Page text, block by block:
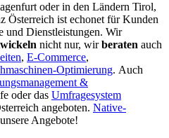
oder in den Ländern Tirol,
Österreich ist echonet für Kunden
und Dienstleistungen. Wir
nicht nur, wirberaten auch
, E-Commerce,
Optimierung. Auch
&
oder das Umfragesystem
angeboten. Native-
Angebote!